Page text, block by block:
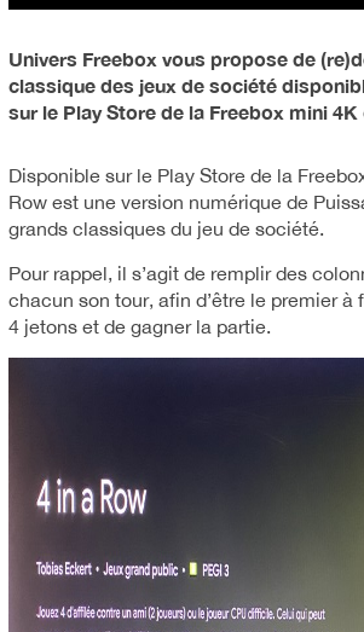
Univers Freebox vous propose de
classique des jeux de société
sur le Play Store de la Freebox mini 4K
Disponible sur le Play Store de la
Row est une version numérique de
grands classiques du jeu de société.
Pour rappel, il s’agit de remplir des
chacun son tour, afin d’être le premier à
4 jetons et de gagner la partie.